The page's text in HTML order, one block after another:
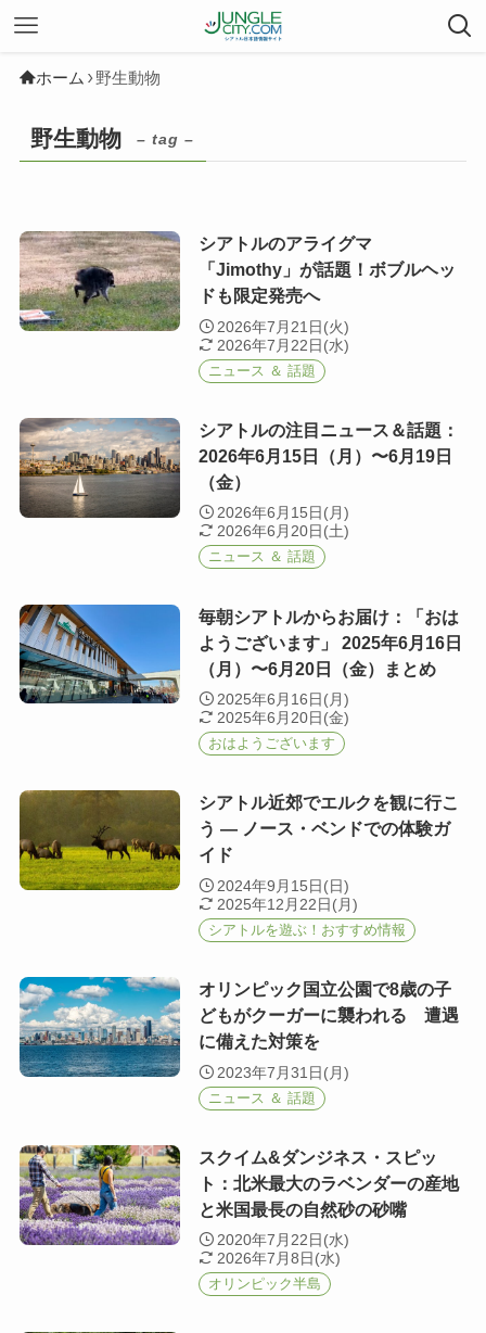
ホーム 野生動物
野生動物 – tag –
シアトルのアライグマ
「Jimothy」が話題！ボブルヘッ
ドも限定発売へ
2026年7月21日(火)
2026年7月22日(水)
ニュース ＆ 話題
シアトルの注目ニュース＆話題：
2026年6月15日（月）〜6月19日
（金）
2026年6月15日(月)
2026年6月20日(土)
ニュース ＆ 話題
毎朝シアトルからお届け：「おは
ようございます」 2025年6月16日
（月）〜6月20日（金）まとめ
2025年6月16日(月)
2025年6月20日(金)
おはようございます
シアトル近郊でエルクを観に行こ
う ― ノース・ベンドでの体験ガ
イド
2024年9月15日(日)
2025年12月22日(月)
シアトルを遊ぶ！おすすめ情報
オリンピック国立公園で8歳の子
どもがクーガーに襲われる 遭遇
に備えた対策を
2023年7月31日(月)
ニュース ＆ 話題
スクイム&ダンジネス・スピッ
ト：北米最大のラベンダーの産地
と米国最長の自然砂の砂嘴
2020年7月22日(水)
2026年7月8日(水)
オリンピック半島